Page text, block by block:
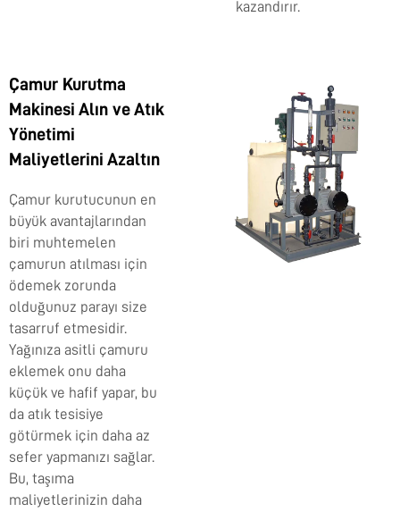
kazandırır.
Çamur Kurutma
Makinesi Alın ve Atık
Yönetimi
Maliyetlerini Azaltın
Çamur kurutucunun en
büyük avantajlarından
biri muhtemelen
çamurun atılması için
ödemek zorunda
olduğunuz parayı size
tasarruf etmesidir.
Yağınıza asitli çamuru
eklemek onu daha
küçük ve hafif yapar, bu
da atık tesisiye
götürmek için daha az
sefer yapmanızı sağlar.
Bu, taşıma
maliyetlerinizin daha